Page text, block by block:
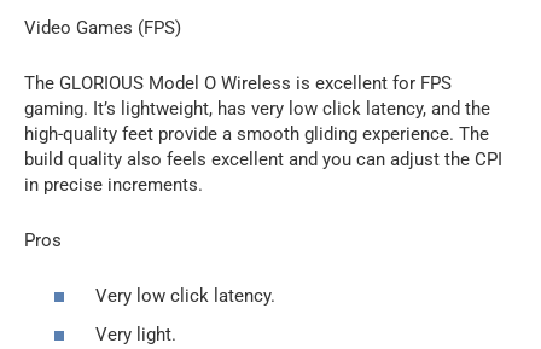
Video Games (FPS)
The GLORIOUS Model O Wireless is excellent for FPS
gaming. It’s lightweight, has very low click latency, and the
high-quality feet provide a smooth gliding experience. The
build quality also feels excellent and you can adjust the CPI
in precise increments.
Pros
Very low click latency.
Very light.